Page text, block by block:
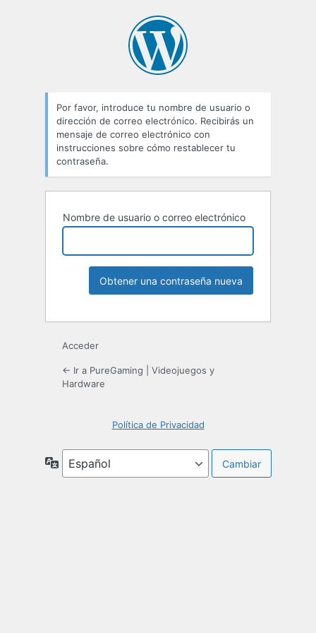
Por favor, introduce tu nombre de usuario o
dirección de correo electrónico. Recibirás un
mensaje de correo electrónico con
instrucciones sobre cómo restablecer tu
contraseña.
Nombre de usuario o correo electrónico
Acceder
← Ir a PureGaming | Videojuegos y
Hardware
Política de Privacidad
Idioma